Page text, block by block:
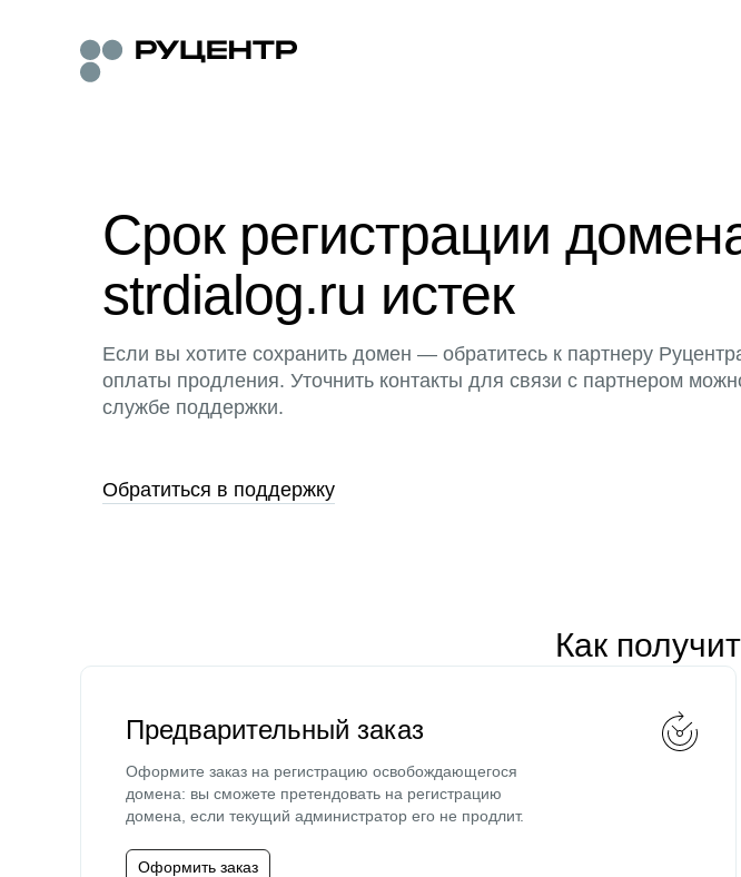
Срок регистрации
strdialog.ru истек
Если вы хотите сохранить домен — обратитесь к партнеру
оплаты продления. Уточнить контакты для связи с партнером
службе поддержки.
Обратиться в поддержку
Как
Предварительный заказ
Оформите заказ на регистрацию освобождающегося
домена: вы сможете претендовать на регистрацию
домена, если текущий администратор его не продлит.
Оформить заказ